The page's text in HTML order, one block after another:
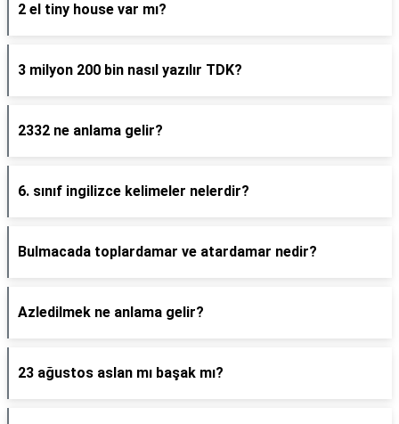
2 el tiny house var mı?
3 milyon 200 bin nasıl yazılır TDK?
2332 ne anlama gelir?
6. sınıf ingilizce kelimeler nelerdir?
Bulmacada toplardamar ve atardamar nedir?
Azledilmek ne anlama gelir?
23 ağustos aslan mı başak mı?